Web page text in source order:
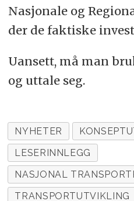
Nasjonale og
der de faktiske
Uansett, må man
og uttale seg.
NYHETER
LESERINNLEGG
NASJONAL
TRANSPORTUTVIKLING